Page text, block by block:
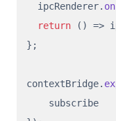
  ipcRenderer.
on
return
() =>
};
contextBridge.
    subscribe